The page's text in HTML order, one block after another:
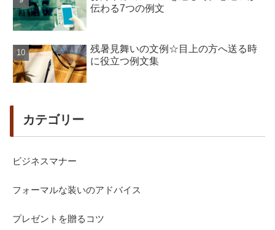
伝わる7つの例文
残暑見舞いの文例☆目上の方へ送る時
に役立つ例文集
カテゴリー
ビジネスマナー
フォーマルな装いのアドバイス
プレゼントを贈るコツ